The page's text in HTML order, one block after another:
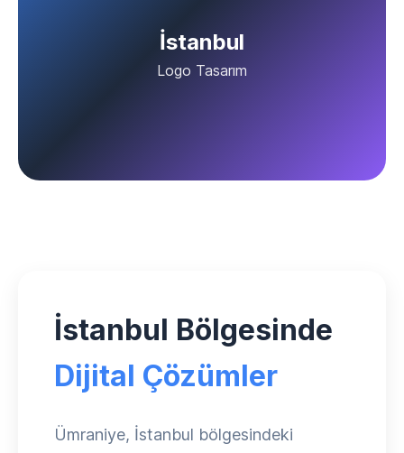
İstanbul
Logo Tasarım
İstanbul Bölgesinde
Dijital Çözümler
Ümraniye, İstanbul bölgesindeki